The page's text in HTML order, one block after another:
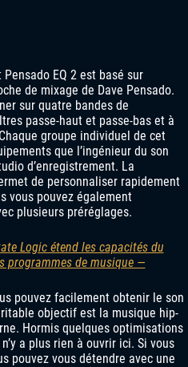
EQ 2 est basé sur
de mixage de Dave Pensado.
sur quatre bandes de
passe-haut et passe-bas et à
groupe individuel de cet
que l’ingénieur du son
d’enregistrement. La
de personnaliser rapidement
vous pouvez également
plusieurs préréglages.
Logic étend les capacités du
programmes de musique —
pouvez facilement obtenir le son
objectif est la musique hip-
Hormis quelques optimisations
a plus rien à ouvrir ici. Si vous
pouvez vous détendre avec une